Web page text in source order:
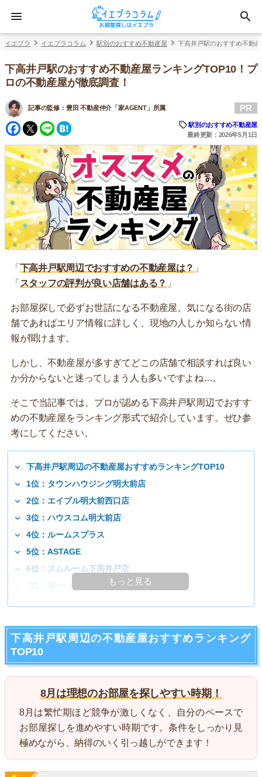
イエプラ イエプラコラム 駅別のおすすめ不動産屋 下高井戸駅のおすすめ不動
下高井戸駅のおすすめ不動産屋ランキングTOP10！プ
ロの不動産屋が徹底調査！
記事の監修： 豊田 不動産仲介「家AGENT」所属
Facebook
Twitter
Line
PR
駅別のおすすめ不動産屋
最終更新：2026年5月1日
「 下高井戸駅周辺でおすすめの不動産屋は？ 」
「 スタッフの評判が良い店舗はある？ 」
お部屋探しで必ずお世話になる不動産屋。気になる街の店
舗であればエリア情報に詳しく、現地の人しか知らない情
報が聞けます。
しかし、不動産屋が多すぎてどこの店舗で相談すれば良い
か分からないと迷ってしまう人も多いですよね…。
そこで当記事では、プロが認める下高井戸駅周辺でおすす
めの不動産屋をランキング形式で紹介しています。ぜひ参
考にしてください。
下高井戸駅周辺の不動産屋おすすめランキングTOP10
1位：タウンハウジング明大前店
2位：エイブル明大前西口店
3位：ハウスコム明大前店
4位：ルームスプラス
5位：ASTAGE
6位：スムルーム下高井戸店
7位：福一ハウジング
もっと見る
下高井戸駅周辺の不動産屋おすすめランキング
TOP10
8月は理想のお部屋を探しやすい時期！
8月は繁忙期ほど競争が激しくなく、自分のペースで
お部屋探しを進めやすい時期です。条件をしっかり見
極めながら、納得のいく引っ越しができます！